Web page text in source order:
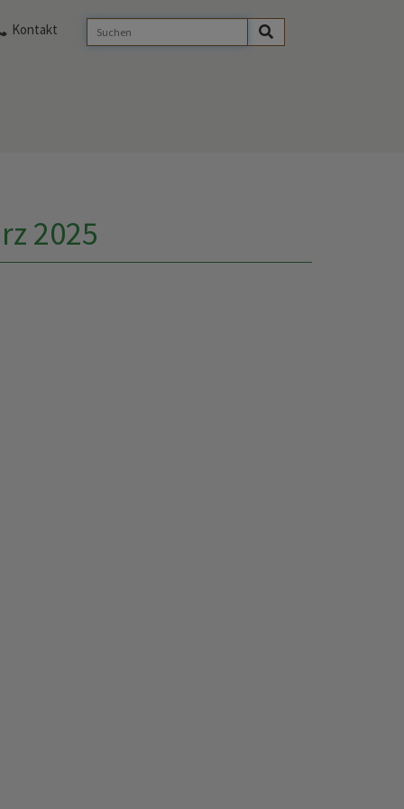
Kontakt
2025